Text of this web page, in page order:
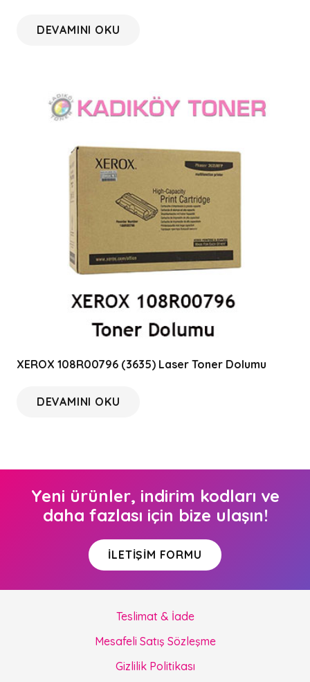
DEVAMINI OKU
XEROX 108R00796 (3635) Laser Toner Dolumu
DEVAMINI OKU
Yeni ürünler, indirim kodları ve
daha fazlası için bize ulaşın!
İLETIŞIM FORMU
Teslimat & İade
Mesafeli Satış Sözleşme
Gizlilik Politikası